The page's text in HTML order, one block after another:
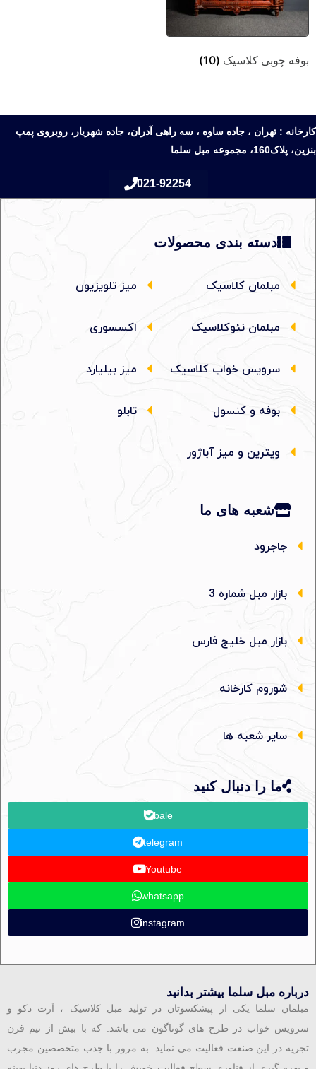
بوفه چوبی کلاسیک (10)
کارخانه : تهران ، جاده ساوه ، سه راهی آدران، جاده شهریار، روبروی پمپ
بنزین، پلاک160، مجموعه مبل سلما
021-92254
دسته بندی محصولات
مبلمان کلاسیک
مبلمان نئوکلاسیک
سرویس خواب کلاسیک
بوفه و کنسول
ویترین و میز آباژور
میز تلویزیون
اکسسوری
میز بیلیارد
تابلو
شعبه های ما
جاجرود
بازار مبل شماره 3
بازار مبل خلیج فارس
شوروم کارخانه
سایر شعبه ها
ما را دنبال کنید
bale
telegram
Youtube
whatsapp
instagram
درباره مبل سلما بیشتر بدانید
مبلمان سلما یکی از پیشکسوتان در تولید مبل کلاسیک ، آرت دکو و
سرویس خواب در طرح های گوناگون می باشد. که با بیش از نیم قرن
تجریه در این صنعت فعالیت می نماید. به مرور با جذب متخصصین مجرب